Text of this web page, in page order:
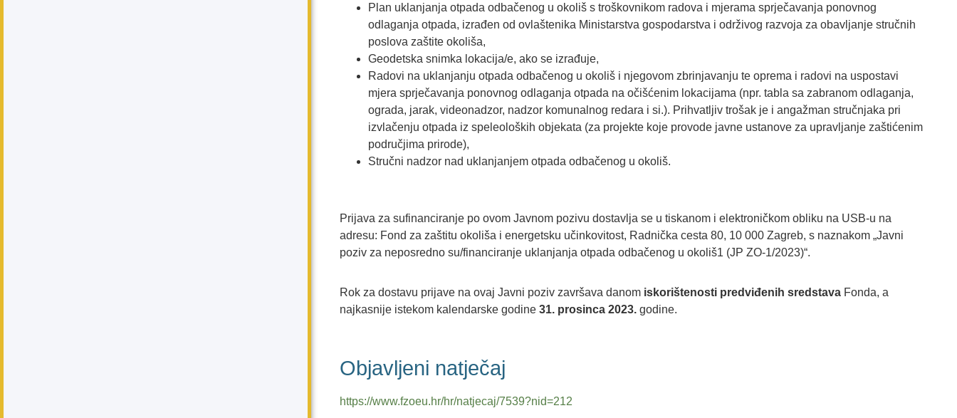
Plan uklanjanja otpada odbačenog u okoliš s troškovnikom radova i mjerama sprječavanja ponovnog
odlaganja otpada, izrađen od ovlaštenika Ministarstva gospodarstva i održivog razvoja za obavljanje stručnih
poslova zaštite okoliša,
Geodetska snimka lokacija/e, ako se izrađuje,
Radovi na uklanjanju otpada odbačenog u okoliš i njegovom zbrinjavanju te oprema i radovi na uspostavi
mjera sprječavanja ponovnog odlaganja otpada na očišćenim lokacijama (npr. tabla sa zabranom odlaganja,
ograda, jarak, videonadzor, nadzor komunalnog redara i si.). Prihvatljiv trošak je i angažman stručnjaka pri
izvlačenju otpada iz speleoloških objekata (za projekte koje provode javne ustanove za upravljanje zaštićenim
područjima prirode),
Stručni nadzor nad uklanjanjem otpada odbačenog u okoliš.
Prijava za sufinanciranje po ovom Javnom pozivu dostavlja se u tiskanom i elektroničkom obliku na USB-u na
adresu: Fond za zaštitu okoliša i energetsku učinkovitost, Radnička cesta 80, 10 000 Zagreb, s naznakom „Javni
poziv za neposredno su/financiranje uklanjanja otpada odbačenog u okoliš1 (JP ZO-1/2023)“.
Rok za dostavu prijave na ovaj Javni poziv završava danom iskorištenosti predviđenih sredstava Fonda, a
najkasnije istekom kalendarske godine31. prosinca 2023.godine.
Objavljeni natječaj
https://www.fzoeu.hr/hr/natjecaj/7539?nid=212